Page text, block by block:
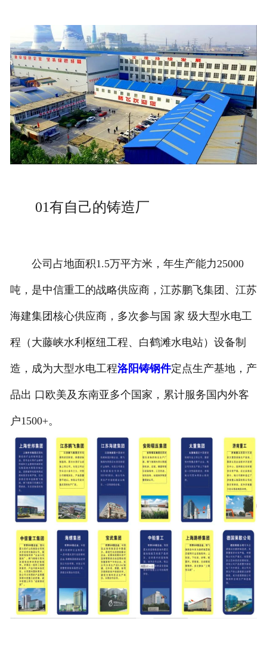
01有自己的铸造厂
公司占地面积1.5万平方米，年生产能力25000
吨，是中信重工的战略供应商，江苏鹏飞集团、江苏
海建集团核心供应商，多次参与国 家 级大型水电工
程（大藤峡水利枢纽工程、白鹤滩水电站）设备制
造，成为大型水电工程洛阳铸钢件定点生产基地，产
品出 口欧美及东南亚多个国家，累计服务国内外客
户1500+。